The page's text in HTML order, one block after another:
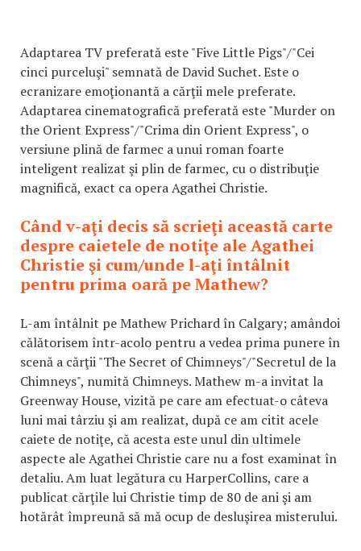
Adaptarea TV preferată este "Five Little Pigs"/"Cei
cinci purceluşi" semnată de David Suchet. Este o
ecranizare emoţionantă a cărţii mele preferate.
Adaptarea cinematografică preferată este "Murder on
the Orient Express"/"Crima din Orient Express", o
versiune plină de farmec a unui roman foarte
inteligent realizat şi plin de farmec, cu o distribuţie
magnifică, exact ca opera Agathei Christie.
Când v-aţi decis să scrieţi această carte
despre caietele de notiţe ale Agathei
Christie şi cum/unde l-aţi întâlnit
pentru prima oară pe Mathew?
L-am întâlnit pe Mathew Prichard în Calgary; amândoi
călătorisem într-acolo pentru a vedea prima punere în
scenă a cărţii "The Secret of Chimneys"/"Secretul de la
Chimneys", numită Chimneys. Mathew m-a invitat la
Greenway House, vizită pe care am efectuat-o câteva
luni mai târziu şi am realizat, după ce am citit acele
caiete de notiţe, că acesta este unul din ultimele
aspecte ale Agathei Christie care nu a fost examinat în
detaliu. Am luat legătura cu HarperCollins, care a
publicat cărţile lui Christie timp de 80 de ani şi am
hotărât împreună să mă ocup de desluşirea misterului.